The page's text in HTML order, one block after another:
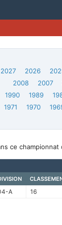
2027
2026
2008
2007
1990
1989
1971
1970
ce
A 16